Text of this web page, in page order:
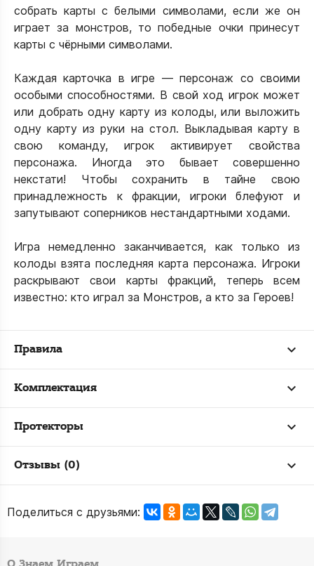
собрать карты с белыми символами, если же он
играет за монстров, то победные очки принесут
карты с чёрными символами.
Каждая карточка в игре — персонаж со своими
особыми способностями. В свой ход игрок может
или добрать одну карту из колоды, или выложить
одну карту из руки на стол. Выкладывая карту в
свою команду, игрок активирует свойства
персонажа. Иногда это бывает совершенно
некстати! Чтобы сохранить в тайне свою
принадлежность к фракции, игроки блефуют и
запутывают соперников нестандартными ходами.
Игра немедленно заканчивается, как только из
колоды взята последняя карта персонажа. Игроки
раскрывают свои карты фракций, теперь всем
известно: кто играл за Монстров, а кто за Героев!
Правила
Комплектация
Протекторы
Отзывы (0)
Поделиться с друзьями: